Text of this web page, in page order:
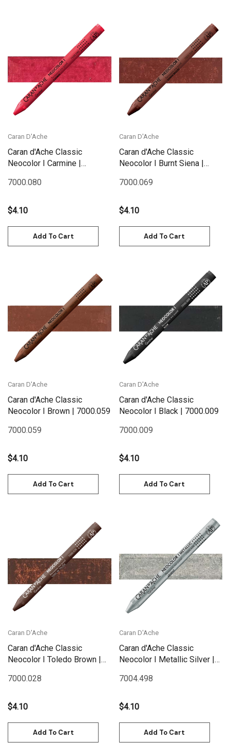
Caran D'Ache
Caran d'Ache Classic
Neocolor I Carmine |
7000.080
$4.10
Add To Cart
Caran D'Ache
Caran d'Ache Classic
Neocolor I Burnt Siena |
7000.069
$4.10
Add To Cart
Caran D'Ache
Caran d'Ache Classic
Neocolor I Brown | 7000.059
7000.059
$4.10
Add To Cart
Caran D'Ache
Caran d'Ache Classic
Neocolor I Black | 7000.009
7000.009
$4.10
Add To Cart
Caran D'Ache
Caran d'Ache Classic
Neocolor I Toledo Brown |
7000.028
$4.10
Add To Cart
Caran D'Ache
Caran d'Ache Classic
Neocolor I Metallic Silver |
7004.498
$4.10
Add To Cart